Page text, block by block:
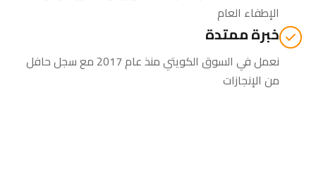
الإطفاء العام
خبرة ممتدة
نعمل في السوق الكويتي منذ عام 2017 مع سجل حافل
من الإنجازات